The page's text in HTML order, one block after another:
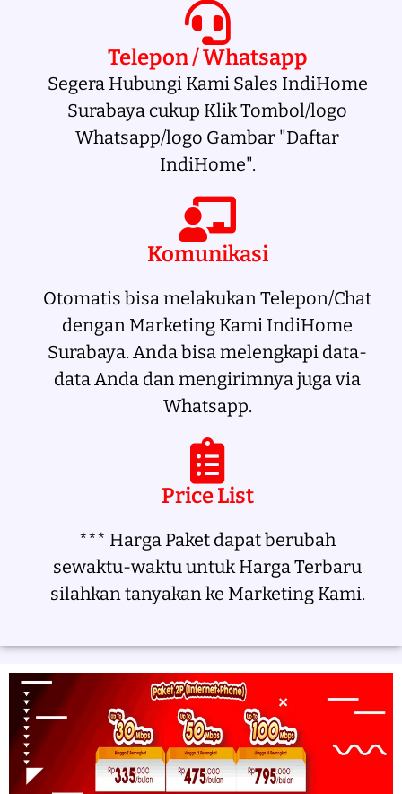
Telepon / Whatsapp
Segera Hubungi Kami Sales IndiHome
Surabaya cukup Klik Tombol/logo
Whatsapp/logo Gambar "Daftar
IndiHome".
Komunikasi
Otomatis bisa melakukan Telepon/Chat
dengan Marketing Kami IndiHome
Surabaya. Anda bisa melengkapi data-
data Anda dan mengirimnya juga via
Whatsapp.
Price List
*** Harga Paket dapat berubah
sewaktu-waktu untuk Harga Terbaru
silahkan tanyakan ke Marketing Kami.